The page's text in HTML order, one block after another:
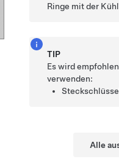
Ringe mit der
TIP
Es wird
verwenden:
Alle